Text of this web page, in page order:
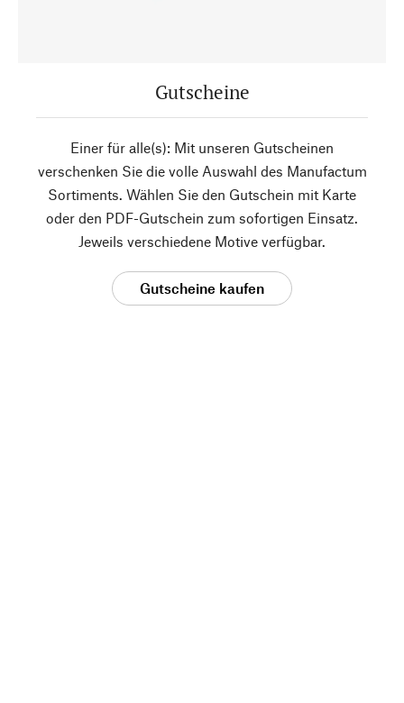
Gutscheine
Einer für alle(s): Mit unseren Gutscheinen
verschenken Sie die volle Auswahl des Manufactum
Sortiments. Wählen Sie den Gutschein mit Karte
oder den PDF-Gutschein zum sofortigen Einsatz.
Jeweils verschiedene Motive verfügbar.
Gutscheine kaufen